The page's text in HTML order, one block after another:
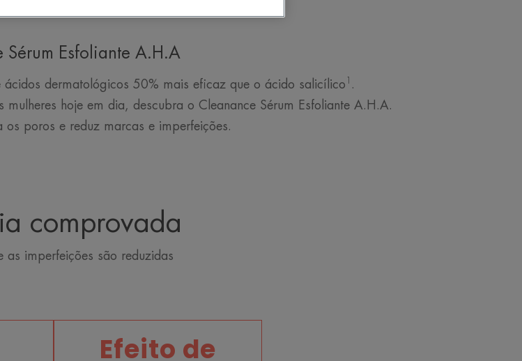
Sérum Esfoliante A.H.A
dermatológicos 50% mais eficaz que o ácido salicílico 1 .
hoje em dia, descubra o Cleanance Sérum Esfoliante A.H.A.
poros e reduz marcas e imperfeições.
comprovada
as imperfeições são reduzidas
Efeito de